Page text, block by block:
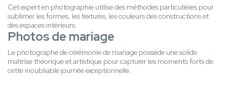
Cet expert en photographie utilise des méthodes particulières pour
sublimer les formes, les textures, les couleurs des constructions et
des espaces intérieurs.
Photos de mariage
Le photographe de cérémonie de mariage possède une solide
maîtrise théorique et artistique pour capturer les moments forts de
cette inoubliable journée exceptionnelle.